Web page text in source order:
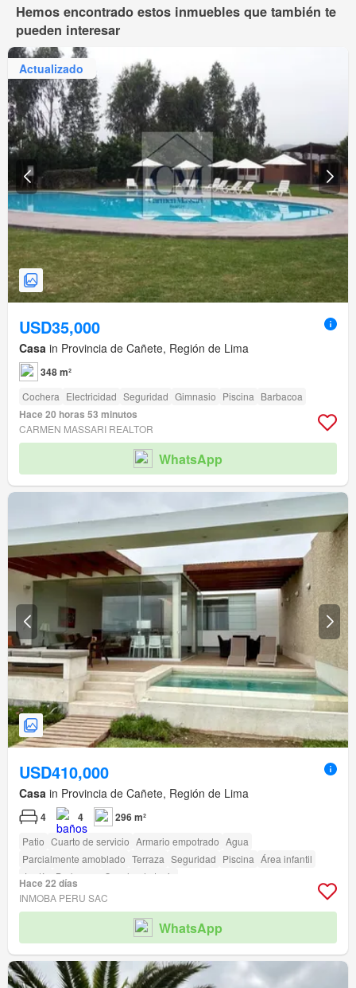
Hemos encontrado estos inmuebles que también te
pueden interesar
Actualizado
USD35,000
Casa in Provincia de Cañete, Región de Lima
348 m²
Cochera Electricidad Seguridad Gimnasio Piscina Barbacoa
Hace 20 horas 53 minutos
CARMEN MASSARI REALTOR
WhatsApp
USD410,000
Casa in Provincia de Cañete, Región de Lima
4 4 296 m²
Patio Cuarto de servicio Armario empotrado Agua
Parcialmente amoblado Terraza Seguridad Piscina Área infantil
Jardín
Barbacoa Cancha de tenis
Hace 22 días
INMOBA PERU SAC
WhatsApp